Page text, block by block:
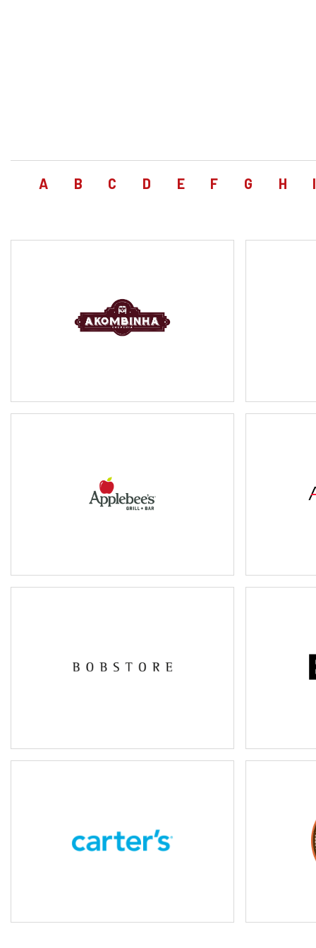
A B C D E F G H I